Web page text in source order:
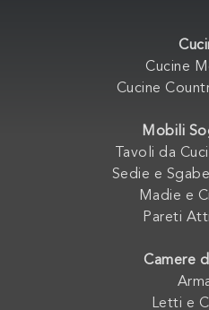
Cucine
Cucine
Mobili
Tavoli da
Sedie e
Madie e
Pareti
Camere
Letti e